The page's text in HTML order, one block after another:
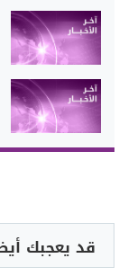
قد يعجبك